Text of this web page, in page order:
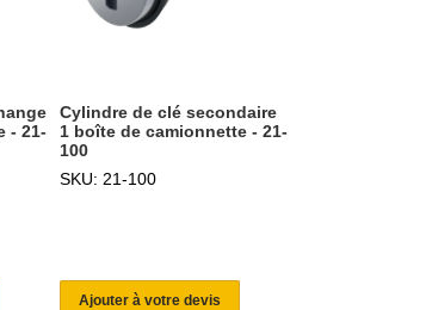
- 21-
Cylindre de clé secondaire
1 boîte de camionnette - 21-
100
SKU: 21-100
Ajouter à votre devis